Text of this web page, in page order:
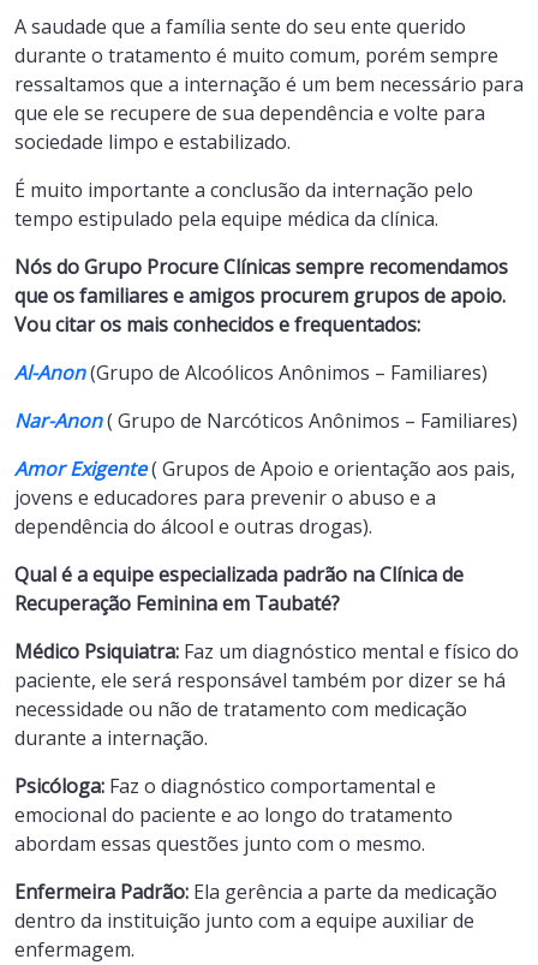
A saudade que a família sente do seu ente querido
durante o tratamento é muito comum, porém sempre
ressaltamos que a internação é um bem necessário para
que ele se recupere de sua dependência e volte para
sociedade limpo e estabilizado.
É muito importante a conclusão da internação pelo
tempo estipulado pela equipe médica da clínica.
Nós do Grupo Procure Clínicas sempre recomendamos
que os familiares e amigos procurem grupos de apoio.
Vou citar os mais conhecidos e frequentados:
Al-Anon(Grupo de Alcoólicos Anônimos – Familiares)
Nar-Anon( Grupo de Narcóticos Anônimos – Familiares)
Amor Exigente( Grupos de Apoio e orientação aos pais,
jovens e educadores para prevenir o abuso e a
dependência do álcool e outras drogas).
Qual é a equipe especializada padrão na Clínica de
Recuperação Feminina em Taubaté?
Médico Psiquiatra: Faz um diagnóstico mental e físico do
paciente, ele será responsável também por dizer se há
necessidade ou não de tratamento com medicação
durante a internação.
Psicóloga: Faz o diagnóstico comportamental e
emocional do paciente e ao longo do tratamento
abordam essas questões junto com o mesmo.
Enfermeira Padrão: Ela gerência a parte da medicação
dentro da instituição junto com a equipe auxiliar de
enfermagem.